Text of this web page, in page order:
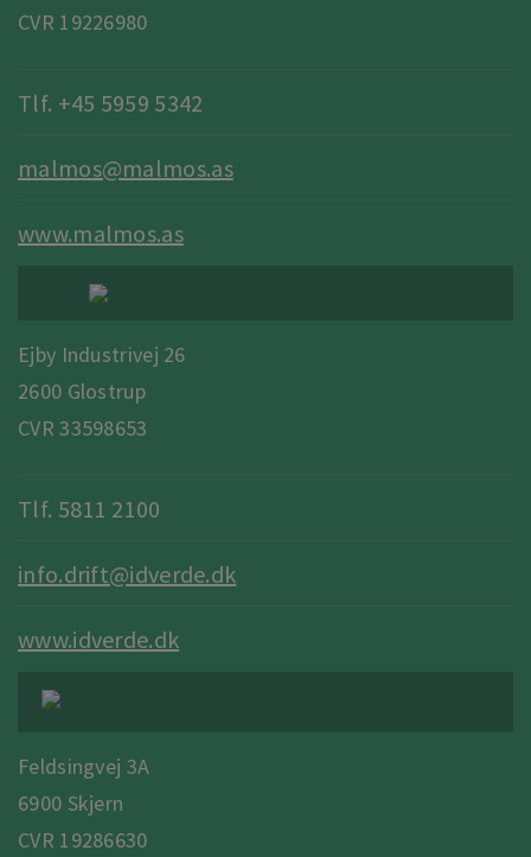
CVR 19226980
Tlf. +45 5959 5342
malmos@malmos.as
www.malmos.as
Ejby Industrivej 26
2600 Glostrup
CVR 33598653
Tlf. 5811 2100
info.drift@idverde.dk
www.idverde.dk
Feldsingvej 3A
6900 Skjern
CVR 19286630